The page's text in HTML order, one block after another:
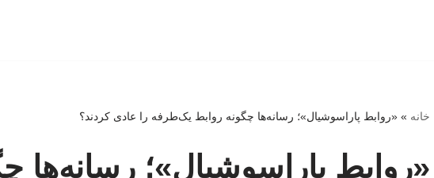
خانه »«روابط پاراسوشیال»؛ رسانه‌ها چگونه روابط یک‌طرفه را عادی کردند؟
«روابط پاراسوشیال»؛ رسانه‌ها